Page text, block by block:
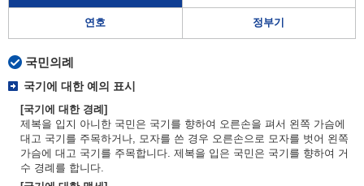
연호 정부기
국민의례
국기에 대한 예의 표시
[국기에 대한 경례]
제복을 입지 아니한 국민은 국기를 향하여 오른손을 펴서 왼쪽 가슴에
대고 국기를 주목하거나, 모자를 쓴 경우 오른손으로 모자를 벗어 왼쪽
가슴에 대고 국기를 주목합니다. 제복을 입은 국민은 국기를 향하여 거
수 경례를 합니다.